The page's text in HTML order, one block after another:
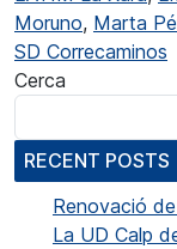
Moruno, Marta
SD Correcaminos
Cerca
RECENT POSTS
Renovació
La UD Calp